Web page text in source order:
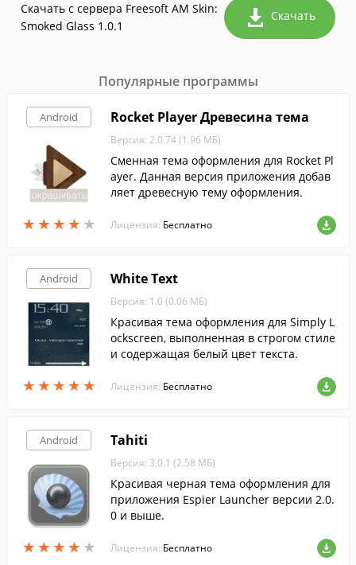
Скачать с сервера Freesoft AM Skin:
Smoked Glass 1.0.1
Скачать
Популярные программы
Android
★ ★ ★ ★ ★
★ ★ ★ ★ ★
Rocket Player Древесина тема
Версия: 2.0.74 (1.96 МБ)
Сменная тема оформления для Rocket Pl
ayer. Данная версия приложения добав
ляет древесную тему оформления.
Лицензия: Бесплатно
Android
★ ★ ★ ★ ★
★ ★ ★ ★ ★
White Text
Версия: 1.0 (0.06 МБ)
Красивая тема оформления для Simply L
ockscreen, выполненная в строгом стиле
и содержащая белый цвет текста.
Лицензия: Бесплатно
Android
★ ★ ★ ★ ★
★ ★ ★ ★ ★
Tahiti
Версия: 3.0.1 (2.58 МБ)
Красивая черная тема оформления для
приложения Espier Launcher версии 2.0.
0 и выше.
Лицензия: Бесплатно